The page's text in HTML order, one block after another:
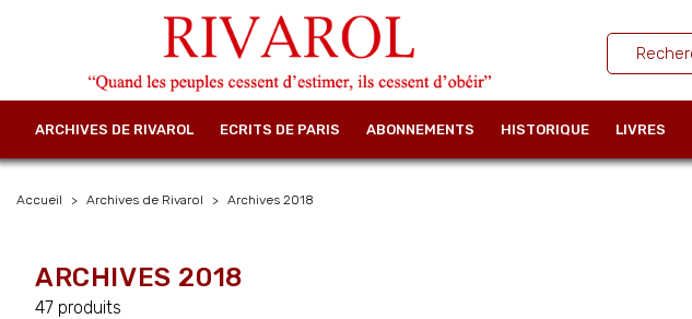
ARCHIVES DE RIVAROL ECRITS DE PARIS ABONNEMENTS HISTORIQUE LIVRES
Accueil Archives de Rivarol Archives 2018
ARCHIVES 2018
47 produits